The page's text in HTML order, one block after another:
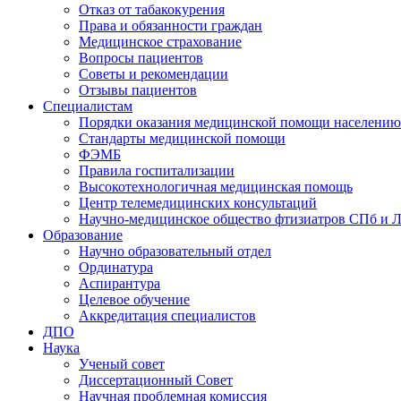
Отказ от табакокурения
Права и обязанности граждан
Медицинское страхование
Вопросы пациентов
Советы и рекомендации
Отзывы пациентов
Специалистам
Порядки оказания медицинской помощи населению
Стандарты медицинской помощи
ФЭМБ
Правила госпитализации
Высокотехнологичная медицинская помощь
Центр телемедицинских консультаций
Научно-медицинское общество фтизиатров СПб и
Образование
Научно образовательный отдел
Ординатура
Аспирантура
Целевое обучение
Аккредитация специалистов
ДПО
Наука
Ученый совет
Диссертационный Совет
Научная проблемная комиссия